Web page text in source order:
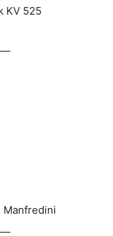
KV 525
Manfredini